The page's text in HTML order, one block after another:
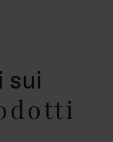
sui